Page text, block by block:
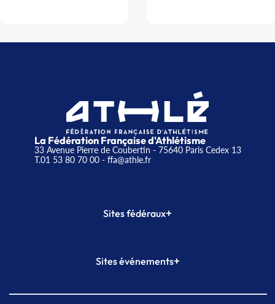
La Fédération Française d'Athlétisme
33 Avenue Pierre de Coubertin - 75640 Paris Cedex 13
T.01 53 80 70 00- ffa@athle.fr
Sites fédéraux+
Plateforme Formation
Sites événements+
Meeting de Paris indoor